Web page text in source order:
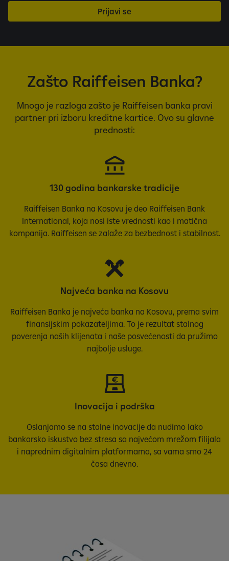
d
t
Prijavi se
Zašto Raiffeisen Banka?
Mnogo je razloga zašto je Raiffeisen banka pravi
partner pri izboru kreditne kartice. Ovo su glavne
prednosti:
130 godina bankarske tradicije
Raiffeisen Banka na Kosovu je deo Raiffeisen Bank
International, koja nosi iste vrednosti kao i matična
kompanija. Raiffeisen se zalaže za bezbednost i stabilnost.
Najveća banka na Kosovu
Raiffeisen Banka je najveća banka na Kosovu, prema svim
finansijskim pokazateljima. To je rezultat stalnog
poverenja naših klijenata i naše posvećenosti da pružimo
najbolje usluge.
Inovacija i podrška
Oslanjamo se na stalne inovacije da nudimo lako
bankarsko iskustvo bez stresa sa najvećom mrežom filijala
i naprednim digitalnim platformama, sa vama smo 24
časa dnevno.